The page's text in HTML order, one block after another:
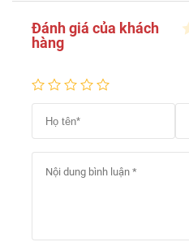
Đánh giá của khách
hàng